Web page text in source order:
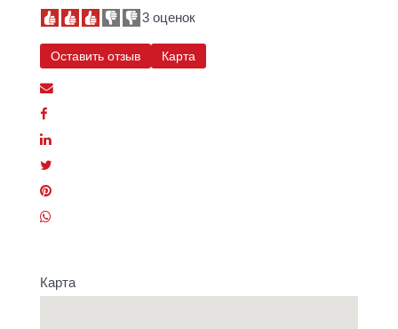
3 оценок
Оставить отзыв Карта
Карта